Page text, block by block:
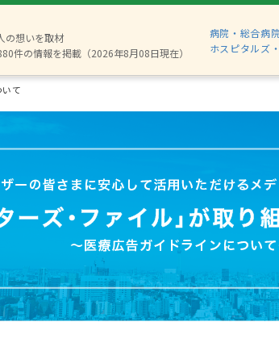
の想いを取材
件の情報を掲載（2026年8月08日現在）
病院・総合病
ホスピタルズ
いて